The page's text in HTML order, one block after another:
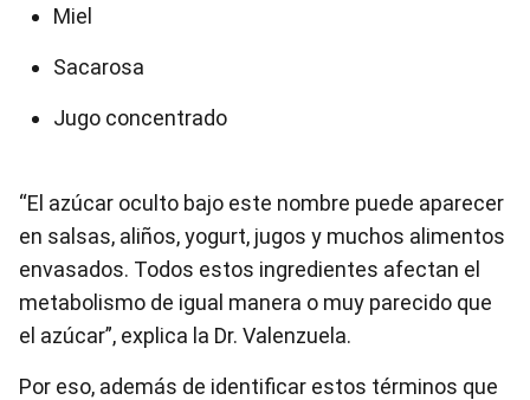
Miel
Sacarosa
Jugo concentrado
“El azúcar oculto bajo este nombre puede aparecer
en salsas, aliños, yogurt, jugos y muchos alimentos
envasados. Todos estos ingredientes afectan el
metabolismo de igual manera o muy parecido que
el azúcar”, explica la Dr. Valenzuela.
Por eso, además de identificar estos términos que